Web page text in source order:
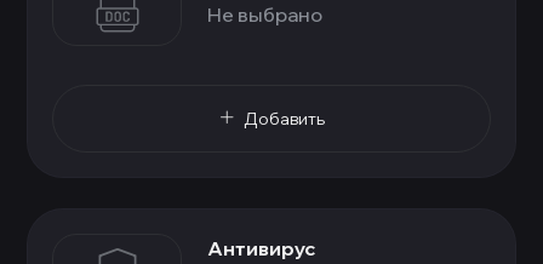
Не выбрано
Добавить
Антивирус